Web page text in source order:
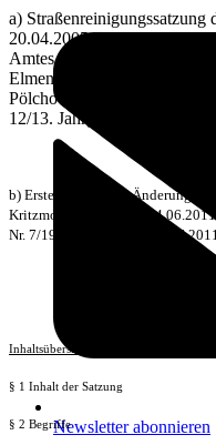
Newsletter abonnieren
a)
20.04.2005, veröffentlicht
Amtes Warnow-West mit den
Elmenhorst/Lichtenhagen,
Pölchow, Stäbelow und
12/13. Jahrgang vom
b) Erste Satzung zur Änderung
Kritzmow (StrRS) vom
Nr. 7/19. Jahrgang vom
Inhaltsübersicht
§ 1 Inhalt der Satzung
§ 2 Begriffe